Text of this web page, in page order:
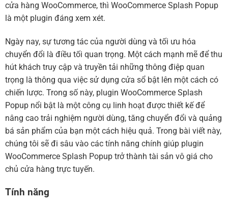
cửa hàng WooCommerce, thì WooCommerce Splash Popup
là một plugin đáng xem xét.
Ngày nay, sự tương tác của người dùng và tối ưu hóa
chuyển đổi là điều tối quan trọng. Một cách mạnh mẽ để thu
hút khách truy cập và truyền tải những thông điệp quan
trọng là thông qua việc sử dụng cửa sổ bật lên một cách có
chiến lược. Trong số này, plugin WooCommerce Splash
Popup nổi bật là một công cụ linh hoạt được thiết kế để
nâng cao trải nghiệm người dùng, tăng chuyển đổi và quảng
bá sản phẩm của bạn một cách hiệu quả. Trong bài viết này,
chúng tôi sẽ đi sâu vào các tính năng chính giúp plugin
WooCommerce Splash Popup trở thành tài sản vô giá cho
chủ cửa hàng trực tuyến.
Tính năng